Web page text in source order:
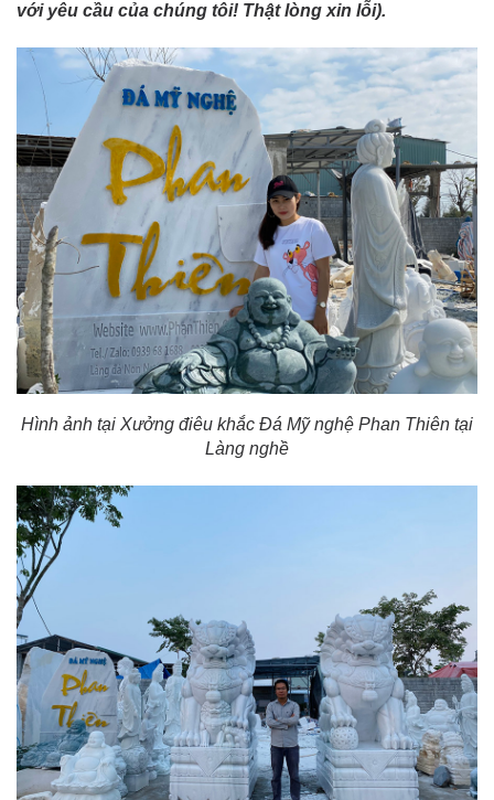
với yêu cầu của chúng tôi! Thật lòng xin lỗi).
Hình ảnh tại Xưởng điêu khắc Đá Mỹ nghệ Phan Thiên tại
Làng nghề